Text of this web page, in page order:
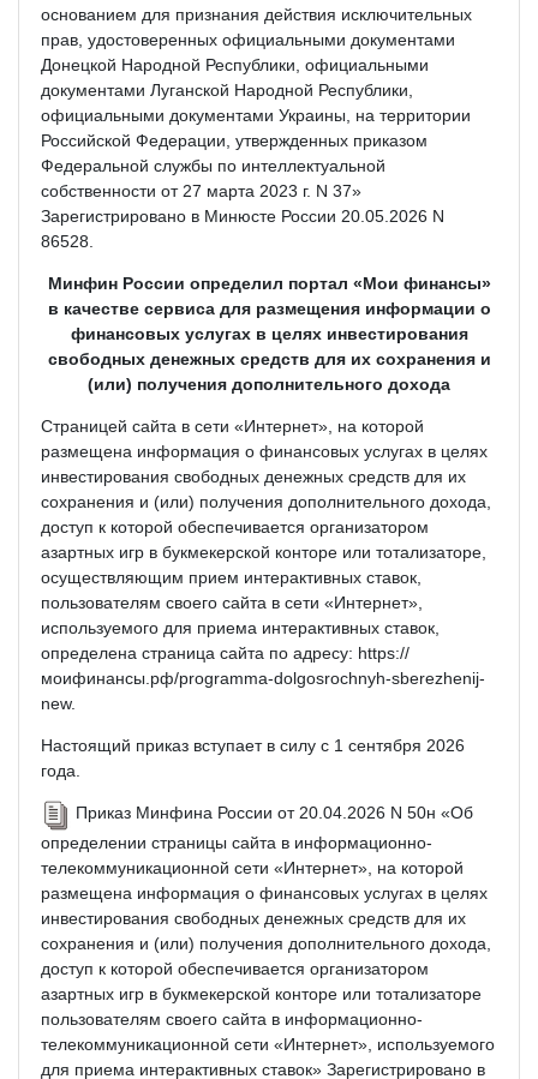
основанием для признания действия исключительных
прав, удостоверенных официальными документами
Донецкой Народной Республики, официальными
документами Луганской Народной Республики,
официальными документами Украины, на территории
Российской Федерации, утвержденных приказом
Федеральной службы по интеллектуальной
собственности от 27 марта 2023 г. N 37»
Зарегистрировано в Минюсте России 20.05.2026 N
86528.
Минфин России определил портал «Мои финансы»
в качестве сервиса для размещения информации о
финансовых услугах в целях инвестирования
свободных денежных средств для их сохранения и
(или) получения дополнительного дохода
Страницей сайта в сети «Интернет», на которой
размещена информация о финансовых услугах в целях
инвестирования свободных денежных средств для их
сохранения и (или) получения дополнительного дохода,
доступ к которой обеспечивается организатором
азартных игр в букмекерской конторе или тотализаторе,
осуществляющим прием интерактивных ставок,
пользователям своего сайта в сети «Интернет»,
используемого для приема интерактивных ставок,
определена страница сайта по адресу: https://
моифинансы.рф/programma-dolgosrochnyh-sberezhenij-
new.
Настоящий приказ вступает в силу с 1 сентября 2026
года.
Приказ Минфина России от 20.04.2026 N 50н «Об
определении страницы сайта в информационно-
телекоммуникационной сети «Интернет», на которой
размещена информация о финансовых услугах в целях
инвестирования свободных денежных средств для их
сохранения и (или) получения дополнительного дохода,
доступ к которой обеспечивается организатором
азартных игр в букмекерской конторе или тотализаторе
пользователям своего сайта в информационно-
телекоммуникационной сети «Интернет», используемого
для приема интерактивных ставок» Зарегистрировано в